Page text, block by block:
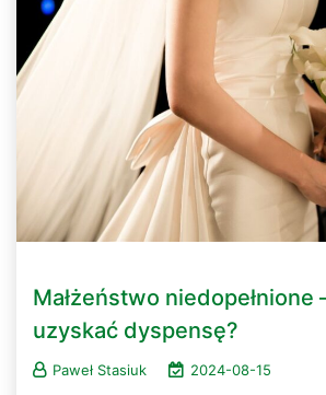
Małżeństwo niedopełnione
uzyskać dyspensę?
Paweł Stasiuk 2024-08-15